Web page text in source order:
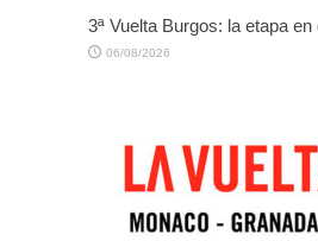
3ª Vuelta Burgos: la etapa
06/08/2026